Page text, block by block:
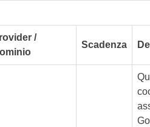
/
Scadenza